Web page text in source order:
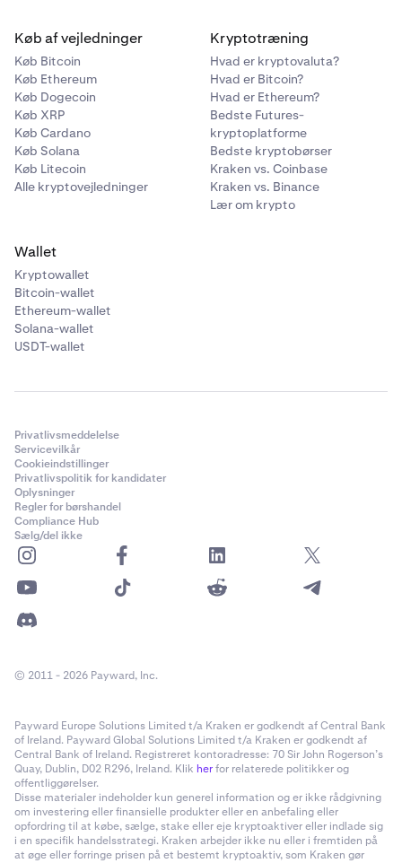
Køb af vejledninger
Køb Bitcoin
Køb Ethereum
Køb Dogecoin
Køb XRP
Køb Cardano
Køb Solana
Køb Litecoin
Alle kryptovejledninger
Kryptotræning
Hvad er kryptovaluta?
Hvad er Bitcoin?
Hvad er Ethereum?
Bedste Futures-
kryptoplatforme
Bedste kryptobørser
Kraken vs. Coinbase
Kraken vs. Binance
Lær om krypto
Wallet
Kryptowallet
Bitcoin-wallet
Ethereum-wallet
Solana-wallet
USDT-wallet
Privatlivsmeddelelse
Servicevilkår
Cookieindstillinger
Privatlivspolitik for kandidater
Oplysninger
Regler for børshandel
Compliance Hub
Sælg/del ikke
© 2011 - 2026 Payward, Inc.
Payward Europe Solutions Limited t/a Kraken er godkendt af Central Bank
of Ireland. Payward Global Solutions Limited t/a Kraken er godkendt af
Central Bank of Ireland. Registreret kontoradresse: 70 Sir John Rogerson’s
Quay, Dublin, D02 R296, Ireland. Klik herfor relaterede politikker og
offentliggørelser.
Disse materialer indeholder kun generel information og er ikke rådgivning
om investering eller finansielle produkter eller en anbefaling eller
opfordring til at købe, sælge, stake eller eje kryptoaktiver eller indlade sig
i en specifik handelsstrategi. Kraken arbejder ikke nu eller i fremtiden på
at øge eller forringe prisen på et bestemt kryptoaktiv, som Kraken gør